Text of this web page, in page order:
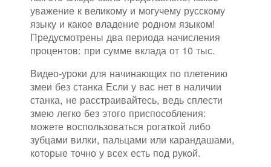
уважение к великому и могучему русскому
языку и какое владение родном языком!
Предусмотрены два периода начисления
процентов: при сумме вклада от 10 тыс.
Видео-уроки для начинающих по плетению
змеи без станка Если у вас нет в наличии
станка, не расстраивайтесь, ведь сплести
змею легко без этого приспособления:
можете воспользоваться рогаткой либо
зубцами вилки, пальцами или карандашами,
которые точно у всех есть под рукой.